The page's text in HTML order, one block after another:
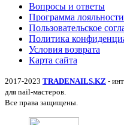
Вопросы и ответы
Программа лояльности
Пользовательское
Политика
Условия возврата
Карта сайта
2017-2023 TRADENAILS.KZ -
для nail-мастеров.
Все права защищены.